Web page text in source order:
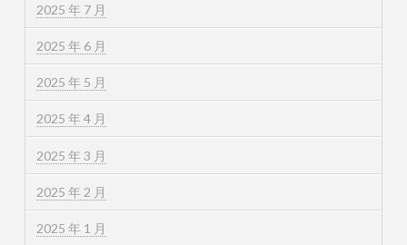
2025 年 7 月
2025 年 6 月
2025 年 5 月
2025 年 4 月
2025 年 3 月
2025 年 2 月
2025 年 1 月